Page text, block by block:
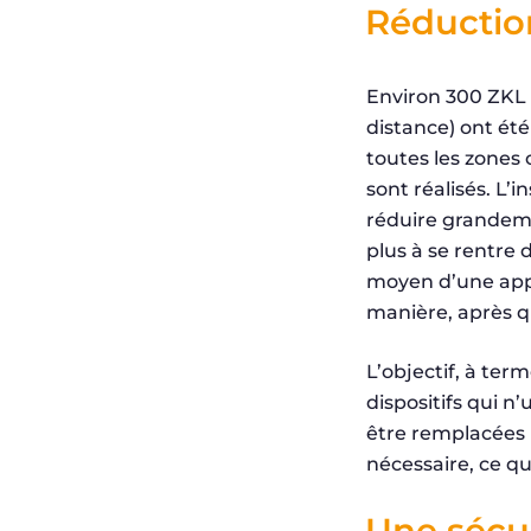
Environ 300
distance) ont
toutes les
sont réalisés.
réduire
plus à se rentre
moyen d’une
manière, après
L’objectif, à
dispositifs qui
être remplacées
nécessaire, ce